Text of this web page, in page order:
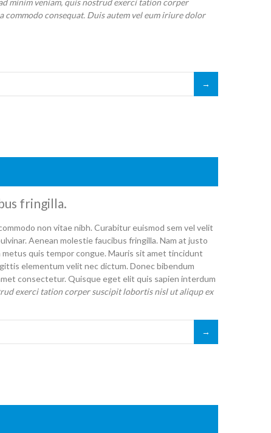
minim veniam, quis nostrud exerci tation corper
commodo consequat. Duis autem vel eum iriure dolor
fringilla.
non vitae nibh. Curabitur euismod sem vel velit
Aenean molestie faucibus fringilla. Nam at justo
quis tempor congue. Mauris sit amet tincidunt
elementum velit nec dictum. Donec bibendum
consectetur. Quisque eget elit quis sapien interdum
exerci tation corper suscipit lobortis nisl ut aliqup ex